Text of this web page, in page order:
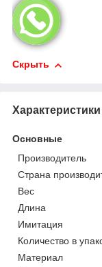
Скрыть
Характеристики
Основные
Производитель
Страна
Вес
Длина
Имитация
Количество в
Материал